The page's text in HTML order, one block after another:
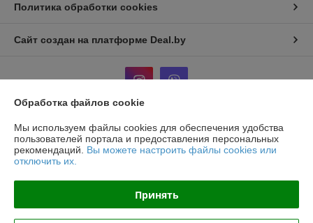
Политика обработки cookies
Сайт создан на платформе Deal.by
Информация для покупателя
Юридическое лицо:ООО «Завод Профилинг»
220114, г. Минск, Макаёнка, д. 12Е, пом. 298
УНП: 193723659
Обработка файлов cookie
Мы используем файлы cookies для обеспечения удобства
пользователей портала и предоставления персональных
рекомендаций. Вы можете настроить файлы cookies или
отключить их.
Принять